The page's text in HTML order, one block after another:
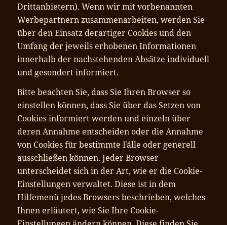
Drittanbietern). Wenn wir mit vorbenannten
Werbepartnern zusammenarbeiten, werden Sie
über den Einsatz derartiger Cookies und den
Umfang der jeweils erhobenen Informationen
innerhalb der nachstehenden Absätze individuell
und gesondert informiert.
Bitte beachten Sie, dass Sie Ihren Browser so
einstellen können, dass Sie über das Setzen von
Cookies informiert werden und einzeln über
deren Annahme entscheiden oder die Annahme
von Cookies für bestimmte Fälle oder generell
ausschließen können. Jeder Browser
unterscheidet sich in der Art, wie er die Cookie-
Einstellungen verwaltet. Diese ist in dem
Hilfemenü jedes Browsers beschrieben, welches
Ihnen erläutert, wie Sie Ihre Cookie-